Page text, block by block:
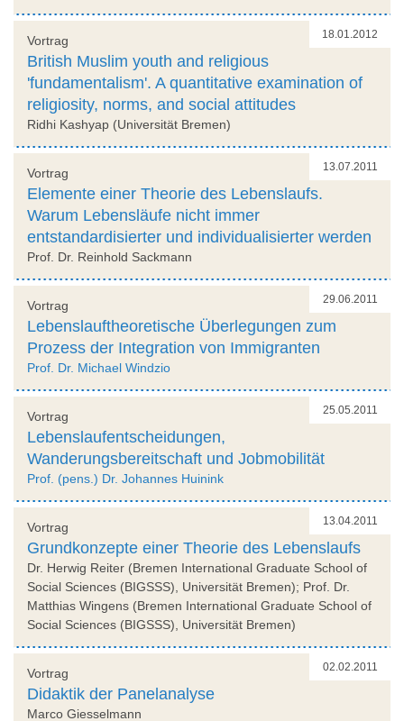
18.01.2012
Vortrag
British Muslim youth and religious
'fundamentalism'. A quantitative examination of
religiosity, norms, and social attitudes
Ridhi Kashyap (Universität Bremen)
13.07.2011
Vortrag
Elemente einer Theorie des Lebenslaufs.
Warum Lebensläufe nicht immer
entstandardisierter und individualisierter werden
Prof. Dr. Reinhold Sackmann
29.06.2011
Vortrag
Lebenslauftheoretische Überlegungen zum
Prozess der Integration von Immigranten
Prof. Dr. Michael Windzio
25.05.2011
Vortrag
Lebenslaufentscheidungen,
Wanderungsbereitschaft und Jobmobilität
Prof. (pens.) Dr. Johannes Huinink
13.04.2011
Vortrag
Grundkonzepte einer Theorie des Lebenslaufs
Dr. Herwig Reiter (Bremen International Graduate School of
Social Sciences (BIGSSS), Universität Bremen); Prof. Dr.
Matthias Wingens (Bremen International Graduate School of
Social Sciences (BIGSSS), Universität Bremen)
02.02.2011
Vortrag
Didaktik der Panelanalyse
Marco Giesselmann